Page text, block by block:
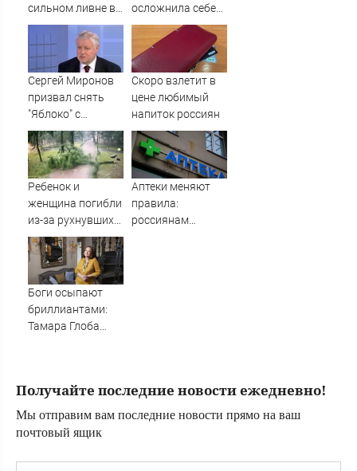
сильном ливне в
Москве 7 августа
осложнила себе
жизнь отказом от
российского газа
Сергей Миронов
призвал снять
"Яблоко" с
выборов -
Новости на
Вести.ru
Скоро взлетит в
цене любимый
напиток россиян
Ребенок и
женщина погибли
из-за рухнувших
деревьев во
время урагана в
Смоленске -
Новости на
Вести.ru
Аптеки меняют
правила:
россиянам
Боги осыпают
бриллиантами:
Тамара Глоба
волной удачи с 7
Получайте последние новости ежедневно!
Мы отправим вам последние новости прямо на ваш
почтовый ящик